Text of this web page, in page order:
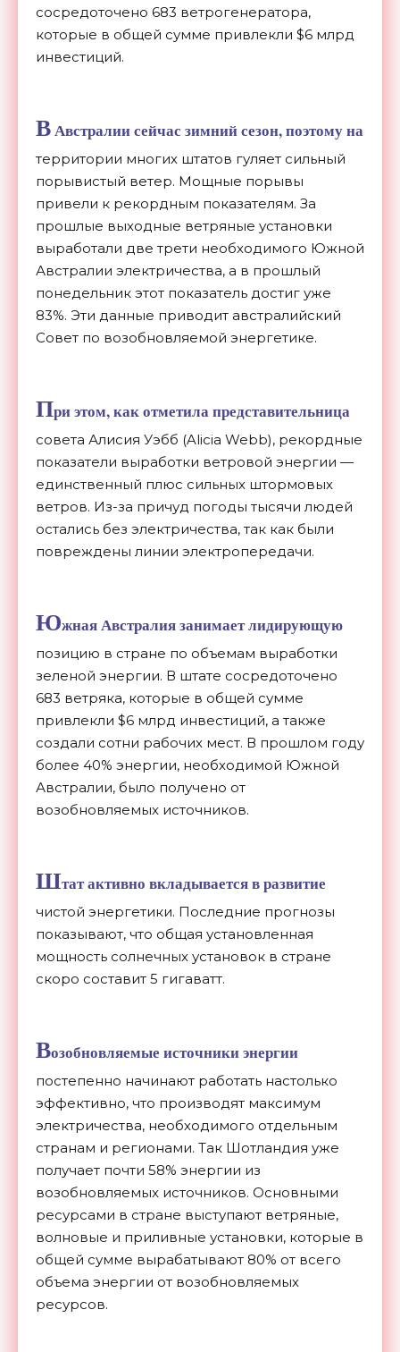
сосредоточено 683 ветрогенератора,
которые в общей сумме привлекли $6 млрд
инвестиций.
ВАвстралии сейчас зимний сезон, поэтому на
территории многих штатов гуляет сильный
порывистый ветер. Мощные порывы
привели к рекордным показателям. За
прошлые выходные ветряные установки
выработали две трети необходимого Южной
Австралии электричества, а в прошлый
понедельник этот показатель достиг уже
83%. Эти данные приводит австралийский
Совет по возобновляемой энергетике.
При этом, как отметила представительница
совета Алисия Уэбб (Alicia Webb), рекордные
показатели выработки ветровой энергии —
единственный плюс сильных штормовых
ветров. Из-за причуд погоды тысячи людей
остались без электричества, так как были
повреждены линии электропередачи.
Южная Австралия занимает лидирующую
позицию в стране по объемам выработки
зеленой энергии. В штате сосредоточено
683 ветряка, которые в общей сумме
привлекли $6 млрд инвестиций, а также
создали сотни рабочих мест. В прошлом году
более 40% энергии, необходимой Южной
Австралии, было получено от
возобновляемых источников.
Штат активно вкладывается в развитие
чистой энергетики. Последние прогнозы
показывают, что общая установленная
мощность солнечных установок в стране
скоро составит 5 гигаватт.
Возобновляемые источники энергии
постепенно начинают работать настолько
эффективно, что производят максимум
электричества, необходимого отдельным
странам и регионами. Так Шотландия уже
получает почти 58% энергии из
возобновляемых источников. Основными
ресурсами в стране выступают ветряные,
волновые и приливные установки, которые в
общей сумме вырабатывают 80% от всего
объема энергии от возобновляемых
ресурсов.